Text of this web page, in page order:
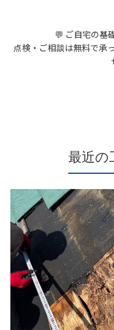
💬 ご自宅の基
点検・ご相談は無料で承
最近の